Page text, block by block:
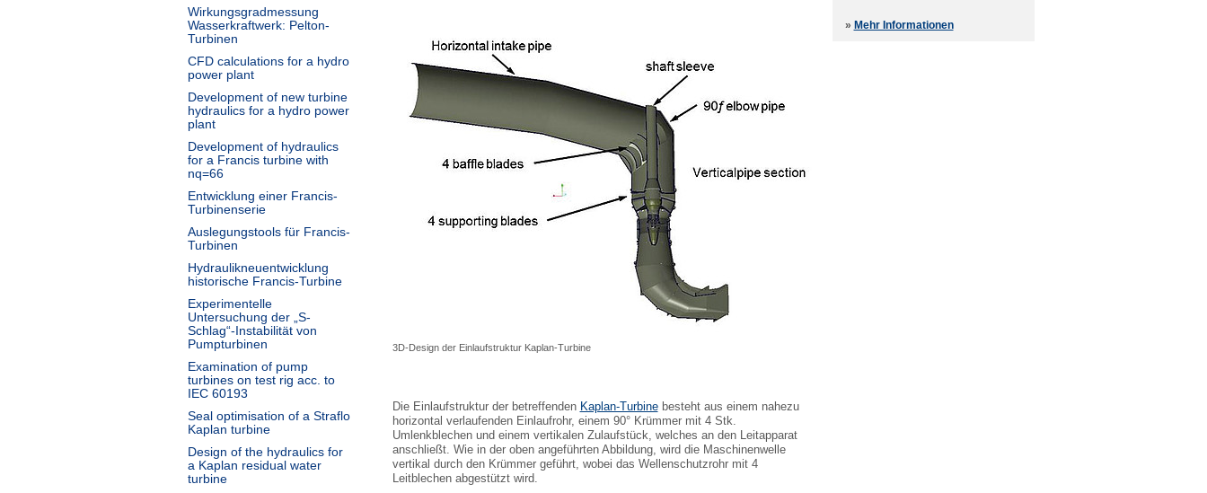
Wirkungsgradmessung
Wasserkraftwerk: Pelton-
Turbinen
CFD calculations for a hydro
power plant
Development of new turbine
hydraulics for a hydro power
plant
Development of hydraulics
for a Francis turbine with
nq=66
Entwicklung einer Francis-
Turbinenserie
Auslegungstools für Francis-
Turbinen
Hydraulikneuentwicklung
historische Francis-Turbine
Experimentelle
Untersuchung der „S-
Schlag“-Instabilität von
Pumpturbinen
Examination of pump
turbines on test rig acc. to
IEC 60193
Seal optimisation of a Straflo
Kaplan turbine
Design of the hydraulics for
a Kaplan residual water
turbine
3D-Design der Einlaufstruktur Kaplan-Turbine
Die Einlaufstruktur der betreffenden Kaplan-Turbinebesteht aus einem nahezu
horizontal verlaufenden Einlaufrohr, einem 90° Krümmer mit 4 Stk.
Umlenkblechen und einem vertikalen Zulaufstück, welches an den Leitapparat
anschließt. Wie in der oben angeführten Abbildung, wird die Maschinenwelle
vertikal durch den Krümmer geführt, wobei das Wellenschutzrohr mit 4
Leitblechen abgestützt wird.
» Mehr Informationen